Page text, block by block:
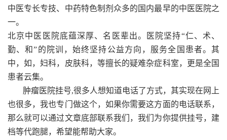
中医专长专技、中药特色制剂众多的国内最早的中医医院之
一。
北京中医医院底蕴深厚、名医辈出。医院坚持“仁、术、
勤、和”的院训，始终坚持公益方向，服务全国患者。其
中，如，妇科，皮肤科，等擅长的疑难杂症科室，更是全国
患者云集。
肿瘤医院挂号,很多人想知道电话了方式，其实现在网上
也很多，我也专门做这个，如果你需要这方面的电话联系，
那么就可以通过文章底部联系我们，我们为你提供挂号，建
档等代跑腿，希望能帮助大家。